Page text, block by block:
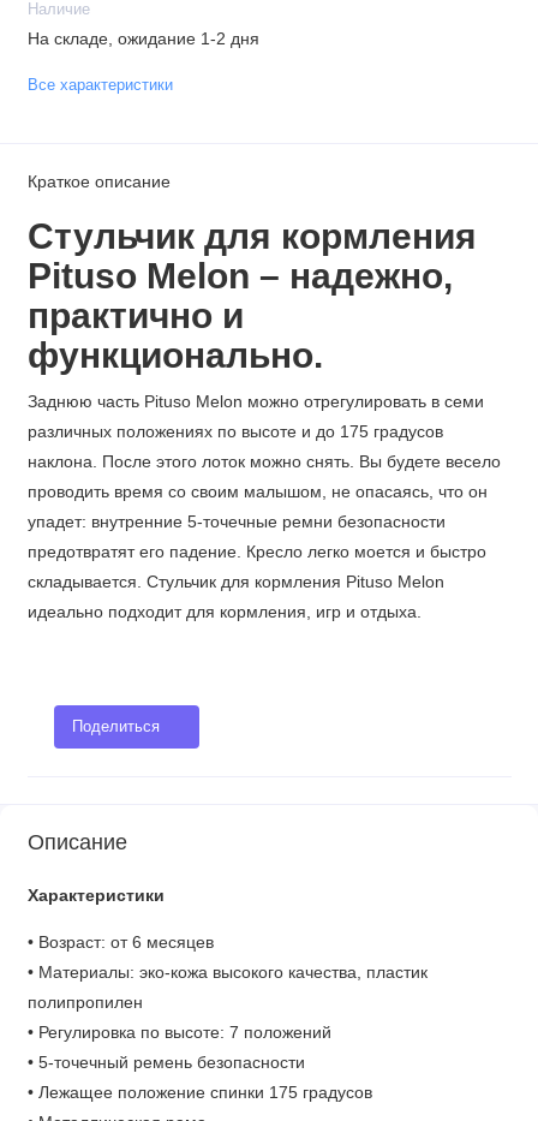
Наличие
На складе, ожидание 1-2 дня
Все характеристики
Краткое описание
Стульчик для кормления
Pituso Melon – надежно,
практично и
функционально.
Заднюю часть Pituso Melon можно отрегулировать в семи
различных положениях по высоте и до 175 градусов
наклона. После этого лоток можно снять. Вы будете весело
проводить время со своим малышом, не опасаясь, что он
упадет: внутренние 5-точечные ремни безопасности
предотвратят его падение. Кресло легко моется и быстро
складывается. Стульчик для кормления Pituso Melon
идеально подходит для кормления, игр и отдыха.
Поделиться
Описание
Характеристики
• Возраст: от 6 месяцев
• Материалы: эко-кожа высокого качества, пластик
полипропилен
• Регулировка по высоте: 7 положений
• 5-точечный ремень безопасности
• Лежащее положение спинки 175 градусов